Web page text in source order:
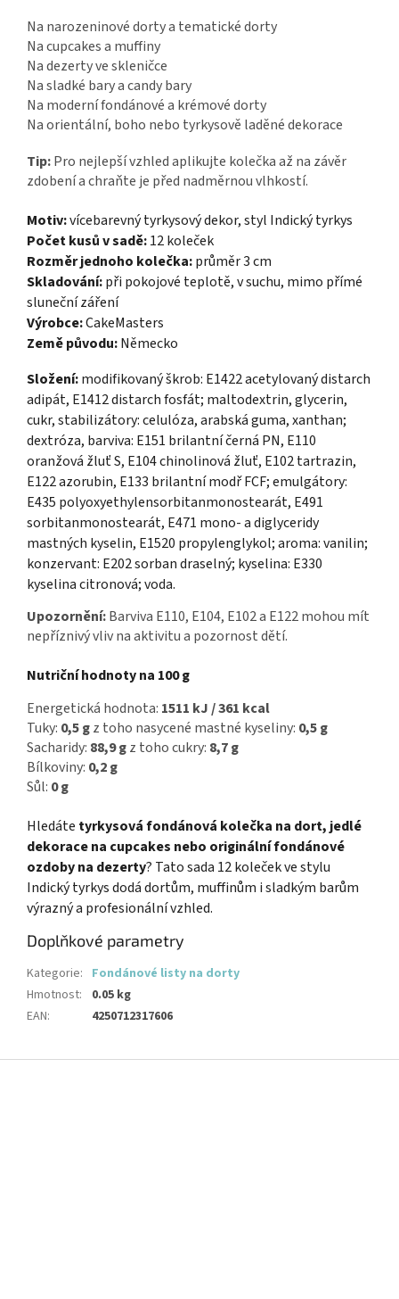
Na narozeninové dorty a tematické dorty
Na cupcakes a muffiny
Na dezerty ve skleničce
Na sladké bary a candy bary
Na moderní fondánové a krémové dorty
Na orientální, boho nebo tyrkysově laděné dekorace
Tip:Pro nejlepší vzhled aplikujte kolečka až na závěr
zdobení a chraňte je před nadměrnou vlhkostí.
Motiv:vícebarevný tyrkysový dekor, styl Indický tyrkys
Počet kusů v sadě:12 koleček
Rozměr jednoho kolečka:průměr 3 cm
Skladování:při pokojové teplotě, v suchu, mimo přímé
sluneční záření
Výrobce:CakeMasters
Země původu:Německo
Složení:modifikovaný škrob: E1422 acetylovaný distarch
adipát, E1412 distarch fosfát; maltodextrin, glycerin,
cukr, stabilizátory: celulóza, arabská guma, xanthan;
dextróza, barviva: E151 brilantní černá PN, E110
oranžová žluť S, E104 chinolinová žluť, E102 tartrazin,
E122 azorubin, E133 brilantní modř FCF; emulgátory:
E435 polyoxyethylensorbitanmonostearát, E491
sorbitanmonostearát, E471 mono- a diglyceridy
mastných kyselin, E1520 propylenglykol; aroma: vanilin;
konzervant: E202 sorban draselný; kyselina: E330
kyselina citronová; voda.
Upozornění:Barviva E110, E104, E102 a E122 mohou mít
nepříznivý vliv na aktivitu a pozornost dětí.
Nutriční hodnoty na 100 g
Energetická hodnota: 1511 kJ / 361 kcal
Tuky: 0,5 gz toho nasycené mastné kyseliny: 0,5 g
Sacharidy: 88,9 gz toho cukry: 8,7 g
Bílkoviny: 0,2 g
Sůl: 0 g
Hledáte tyrkysová fondánová kolečka na dort, jedlé
dekorace na cupcakes nebo originální fondánové
ozdoby na dezerty? Tato sada 12 koleček ve stylu
Indický tyrkys dodá dortům, muffinům i sladkým barům
výrazný a profesionální vzhled.
Doplňkové parametry
Kategorie: Fondánové listy na dorty
Hmotnost:
0.05 kg
EAN: 4250712317606